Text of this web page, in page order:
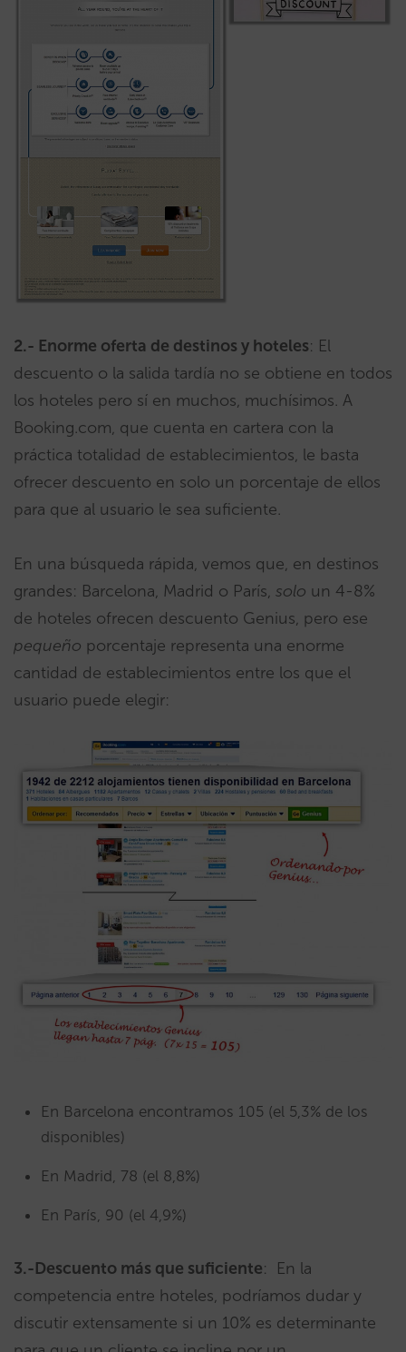
2.- Enorme oferta de destinos y hoteles: El
descuento o la salida tardía no se obtiene en todos
los hoteles pero sí en muchos, muchísimos. A
Booking.com, que cuenta en cartera con la
práctica totalidad de establecimientos, le basta
ofrecer descuento en solo un porcentaje de ellos
para que al usuario le sea suficiente.
En una búsqueda rápida, vemos que, en destinos
grandes: Barcelona, Madrid o París, solo un 4-8%
de hoteles ofrecen descuento Genius, pero ese
pequeño porcentaje representa una enorme
cantidad de establecimientos entre los que el
usuario puede elegir:
En Barcelona encontramos 105 (el 5,3% de los
disponibles)
En Madrid, 78 (el 8,8%)
En París, 90 (el 4,9%)
3.-Descuento más que suficiente: En la
competencia entre hoteles, podríamos dudar y
discutir extensamente si un 10% es determinante